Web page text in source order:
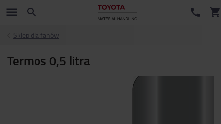
Sklep dla fanów
Termos 0,5 litra